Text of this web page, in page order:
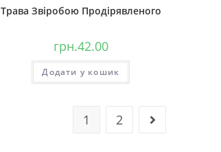
Трава Звіробою Продірявленого
грн.42.00
Додати у кошик
1 2